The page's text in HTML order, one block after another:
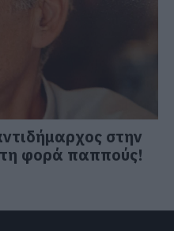
στην
φορά παππούς!